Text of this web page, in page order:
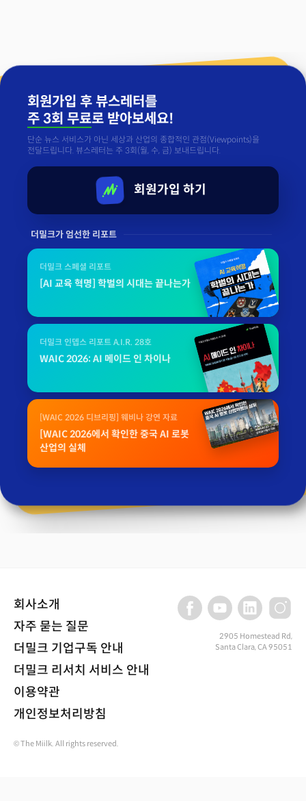
회원가입 후 뷰스레터를
주 3회 무료로 받아보세요!
단순 뉴스 서비스가 아닌 세상과 산업의 종합적인 관점(Viewpoints)을
전달드립니다. 뷰스레터는 주 3회(월, 수, 금) 보내드립니다.
회원가입 하기
더밀크가 엄선한 리포트
더밀크 스페셜 리포트
[AI 교육 혁명] 학벌의 시대는 끝나는가
더밀크 인뎁스 리포트 A.I.R. 28호
WAIC 2026: AI 메이드 인 차이나
[WAIC 2026 디브리핑] 웨비나 강연 자료
[WAIC 2026에서 확인한 중국 AI 로봇
산업의 실체
회사소개
자주 묻는 질문
더밀크 기업구독 안내
더밀크 리서치 서비스 안내
이용약관
개인정보처리방침
2905 Homestead Rd,
Santa Clara, CA 95051
© The Miilk. All rights reserved.